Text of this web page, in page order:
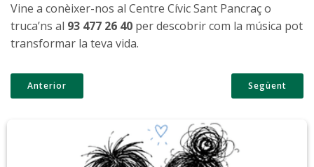
Vine a conèixer-nos al Centre Cívic Sant Pancraç o
truca’ns al 93 477 26 40 per descobrir com la música pot
transformar la teva vida.
Anterior Següent